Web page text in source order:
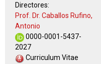
Directores:
Prof. Dr. Caballos Rufino,
Antonio
0000-0001-5437-
2027
Curriculum Vitae